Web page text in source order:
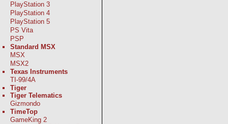
PlayStation 3
PlayStation 4
PlayStation 5
PS Vita
PSP
Standard MSX
MSX
MSX2
Texas Instruments
TI-99/4A
Tiger
Tiger Telematics
Gizmondo
TimeTop
GameKing 2